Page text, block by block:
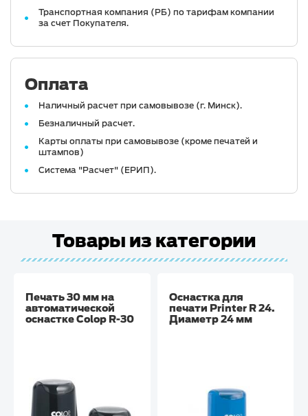
Транспортная компания (РБ) по тарифам компании
за счет Покупателя.
Оплата
Наличный расчет при самовывозе (г. Минск).
Безналичный расчет.
Карты оплаты при самовывозе (кроме печатей и
штампов)
Система "Расчет" (ЕРИП).
Товары из категории
Печать 30 мм на
автоматической
оснастке Colop R-30
Оснастка для
печати Printer R 24.
Диаметр 24 мм